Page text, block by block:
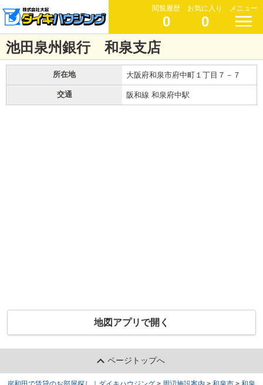
閲覧履歴
0
お気に入り
0
メニュー
池田泉州銀行 和泉支店
所在地 大阪府和泉市府中町１丁目７－７
交通 阪和線 和泉府中駅
地図アプリで開く
ページトップへ